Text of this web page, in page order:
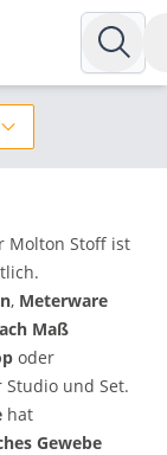
Molton Stoff ist
, Meterware
Maß
oder
Studio und Set.
hat
Gewebe